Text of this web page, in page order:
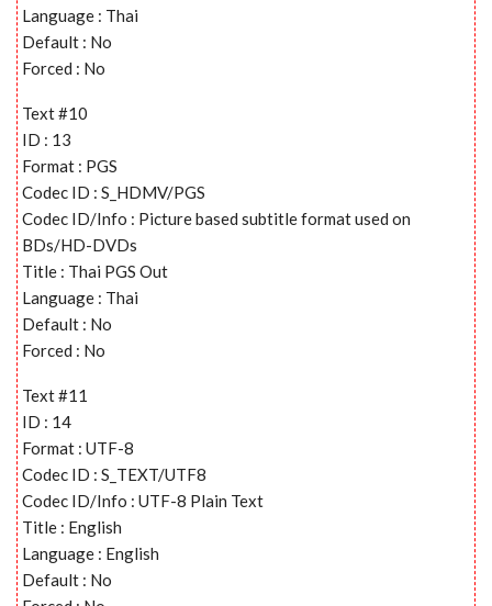
Language : Thai
Default : No
Forced : No
Text #10
ID : 13
Format : PGS
Codec ID : S_HDMV/PGS
Codec ID/Info : Picture based subtitle format used on
BDs/HD-DVDs
Title : Thai PGS Out
Language : Thai
Default : No
Forced : No
Text #11
ID : 14
Format : UTF-8
Codec ID : S_TEXT/UTF8
Codec ID/Info : UTF-8 Plain Text
Title : English
Language : English
Default : No